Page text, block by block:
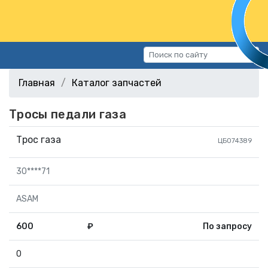
Каталог запчастей
г.Волгоград, ул.Казахская, 11
+7 (906) 172-16-31
г.Волгоград, ул. Рокоссовского,
+7 (961) 682-84-90
Главная Каталог запчастей
Тросы педали газа
Трос газа ЦБ074389
30****71
ASAM
600 ₽ По запросу
0